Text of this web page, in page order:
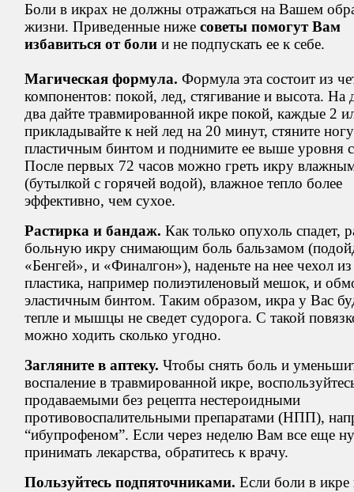
Боли в икрах не должны отражаться на Вашем
жизни. Приведенные ниже советы помогут Вам
избавиться от боли и не подпускать ее к себе.
Магическая формула. Формула эта состоит из
компонентов: покой, лед, стягивание и высота. На
два дайте травмированной икре покой, каждые 2
прикладывайте к ней лед на 20 минут, стяните ногу
пластичным бинтом и поднимите ее выше уровня
После первых 72 часов можно греть икру
(бутылкой с горячей водой), влажное тепло более
эффективно, чем сухое.
Растирка и бандаж. Как только опухоль спадет,
больную икру снимающим боль бальзамом
«Бенгей», и «Финалгон»), наденьте на нее чехол
пластика, например полиэтиленовый мешок, и
эластичным бинтом. Таким образом, икра у Вас
тепле и мышцы не сведет судорога. С такой
можно ходить сколько угодно.
Загляните в аптеку. Чтобы снять боль и
воспаление в травмированной икре,
продаваемыми без рецепта нестероидными
противовоспалительными препаратами (НПП),
“ибупрофеном”. Если через неделю Вам все еще
принимать лекарства, обратитесь к врачу.
Пользуйтесь подпяточниками. Если боли в